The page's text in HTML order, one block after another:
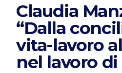
Claudia
“Dalla
vita-lavoro
nel lavoro di